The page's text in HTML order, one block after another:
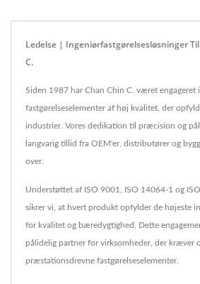
Ledelse | Ingeniørfastgørelsesløsninger
C.
Siden 1987 har Chan Chin C. været engageret
fastgørelseselementer af høj kvalitet, der
industrier. Vores dedikation til præcision og
langvarig tillid fra OEM'er, distributører og
over.
Understøttet af ISO 9001, ISO 14064-1 og
sikrer vi, at hvert produkt opfylder de højeste
for kvalitet og bæredygtighed. Dette
pålidelig partner for virksomheder, der kræver
præstationsdrevne fastgørelseselementer.